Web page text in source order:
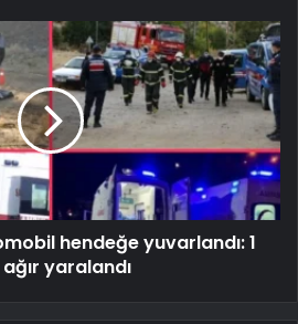
hendeğe yuvarlandı: 1
yaralandı